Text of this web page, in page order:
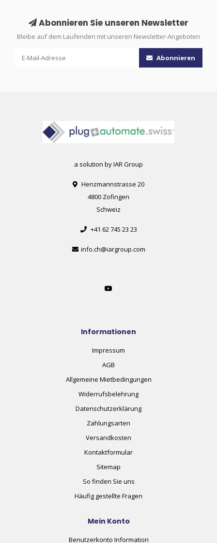
Abonnieren Sie unseren Newsletter
Bleibe auf dem Laufenden mit unseren Newsletter-Angeboten
Abonnieren
a solution by IAR Group
Henzmannstrasse 20
4800 Zofingen
Schweiz
+41 62 745 23 23
info.ch@iargroup.com
Informationen
Impressum
AGB
Allgemeine Mietbedingungen
Widerrufsbelehrung
Datenschutzerklärung
Zahlungsarten
Versandkosten
Kontaktformular
Sitemap
So finden Sie uns
Häufig gestellte Fragen
Mein Konto
Benutzerkonto Information